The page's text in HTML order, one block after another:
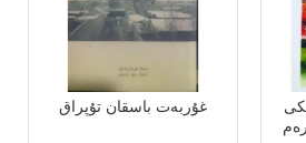
غۇربەت باسقان تۇپراق